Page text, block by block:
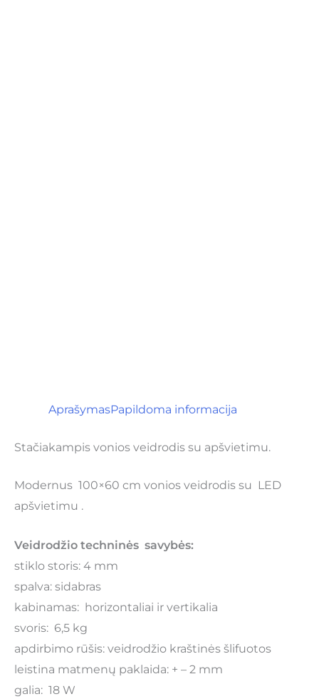
AprašymasPapildoma informacija
Stačiakampis vonios veidrodis su apšvietimu.
Modernus 100×60 cm vonios veidrodis su LED
apšvietimu .
Veidrodžio techninės savybės:
stiklo storis: 4 mm
spalva: sidabras
kabinamas: horizontaliai ir vertikalia
svoris: 6,5 kg
apdirbimo rūšis: veidrodžio kraštinės šlifuotos
leistina matmenų paklaida: + – 2 mm
galia: 18 W